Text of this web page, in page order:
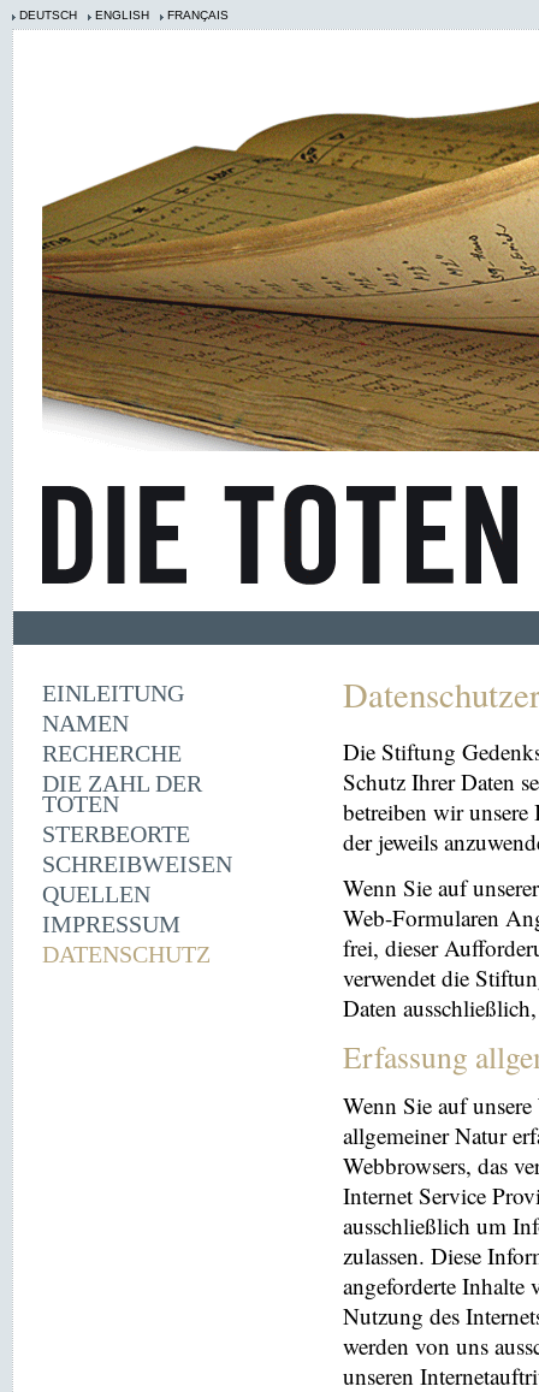
DEUTSCH ENGLISH FRANÇAIS
EINLEITUNG
NAMEN
RECHERCHE
DIE ZAHL DER
TOTEN
STERBEORTE
SCHREIBWEISEN
QUELLEN
IMPRESSUM
DATENSCHUTZ
Die Stiftung
Schutz Ihrer Daten
betreiben wir
der jeweils
Wenn Sie auf
Web-Formularen
frei, dieser
verwendet die
Daten
Erfassung
Wenn Sie auf
allgemeiner Natur
Webbrowsers, das
Internet Service
ausschließlich um
zulassen. Diese
angeforderte Inhalte
Nutzung des
werden von uns
unseren